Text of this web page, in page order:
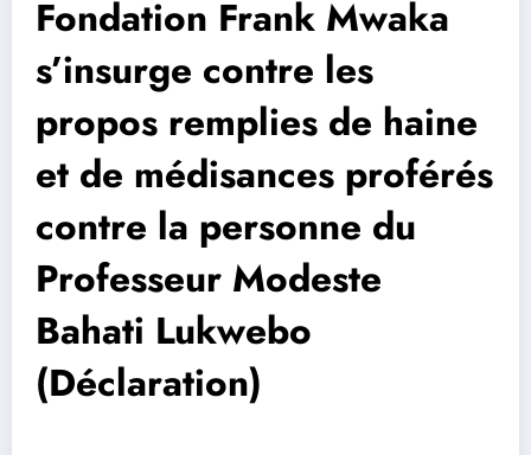
Fondation Frank Mwaka
s’insurge contre les
propos remplies de haine
et de médisances proférés
contre la personne du
Professeur Modeste
Bahati Lukwebo
(Déclaration)